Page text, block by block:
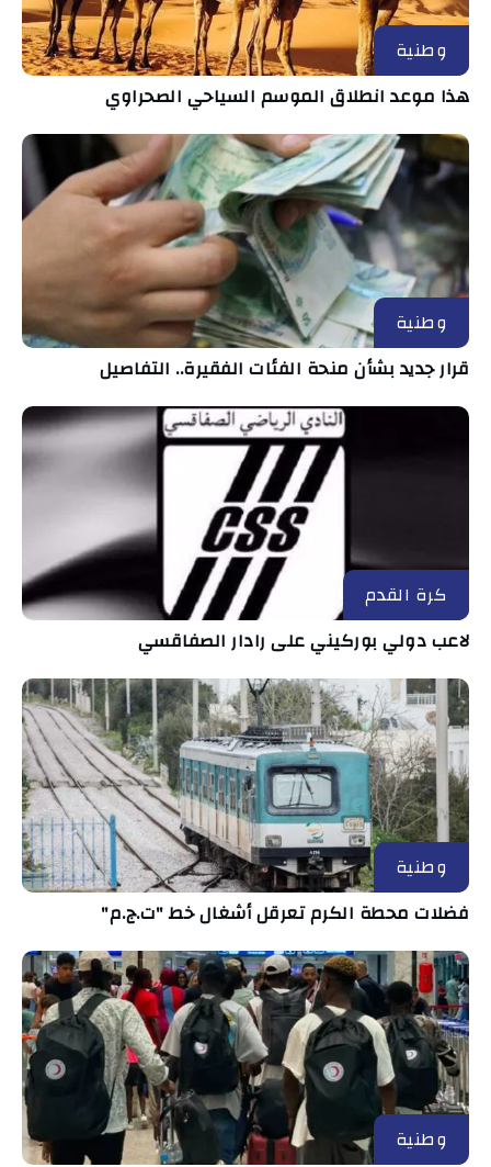
وطنية
هذا موعد انطلاق الموسم السياحي الصحراوي
وطنية
قرار جديد بشأن منحة الفئات الفقيرة.. التفاصيل
كرة القدم
لاعب دولي بوركيني على رادار الصفاقسي
وطنية
فضلات محطة الكرم تعرقل أشغال خط "ت.ج.م"
وطنية